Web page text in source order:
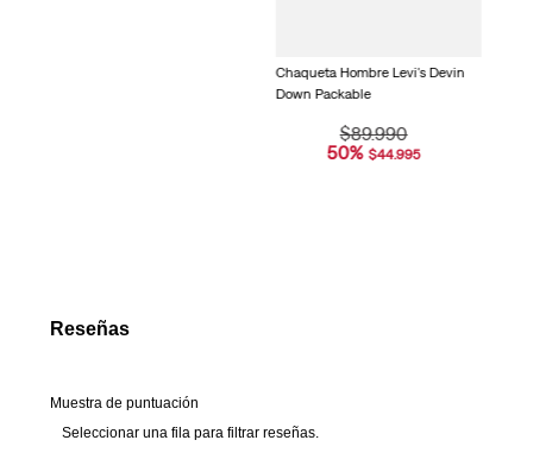
Chaqueta Hombre Levi's Devin
Down Packable
$89.990
50% $44.995